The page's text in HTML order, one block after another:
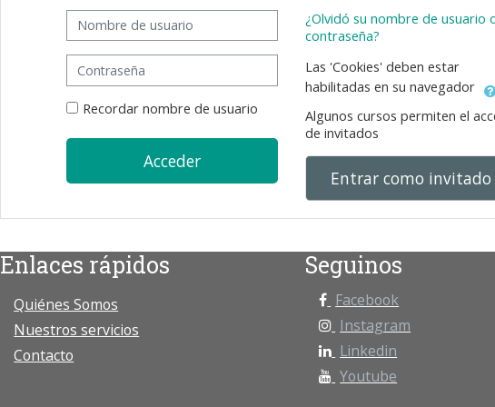
Nombre de usuario
Contraseña
Recordar nombre de usuario
Acceder
¿Olvidó su nombre de usuario
contraseña?
Las 'Cookies' deben estar
habilitadas en su navegador
Algunos cursos permiten el
de invitados
Entrar como invitado
Enlaces rápidos
Quiénes Somos
Nuestros servicios
Contacto
Seguinos
Facebook
Instagram
Linkedin
Youtube